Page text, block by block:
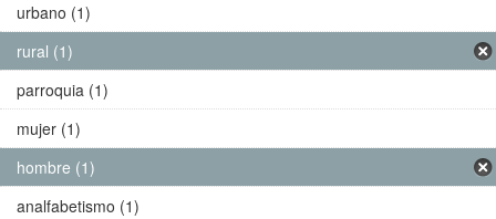
urbano (1)
rural (1)
parroquia (1)
mujer (1)
hombre (1)
analfabetismo (1)